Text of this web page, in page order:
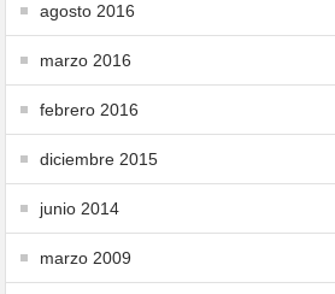
agosto 2016
marzo 2016
febrero 2016
diciembre 2015
junio 2014
marzo 2009